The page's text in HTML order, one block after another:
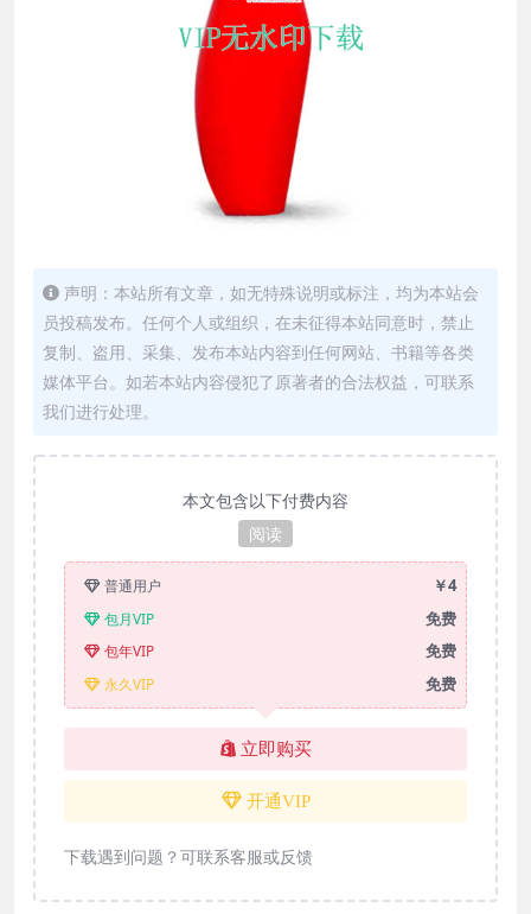
声明：本站所有文章，如无特殊说明或标注，均为本站会
员投稿发布。任何个人或组织，在未征得本站同意时，禁止
复制、盗用、采集、发布本站内容到任何网站、书籍等各类
媒体平台。如若本站内容侵犯了原著者的合法权益，可联系
我们进行处理。
本文包含以下付费内容
阅读
普通用户 ￥4
包月VIP 免费
包年VIP 免费
永久VIP 免费
立即购买
开通VIP
下载遇到问题？可联系客服或反馈